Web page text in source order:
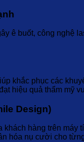
ê buốt, công nghệ
khắc phục các
hiệu quả thẩm mỹ
Design)
hàng trên máy
hóa nụ cười cho